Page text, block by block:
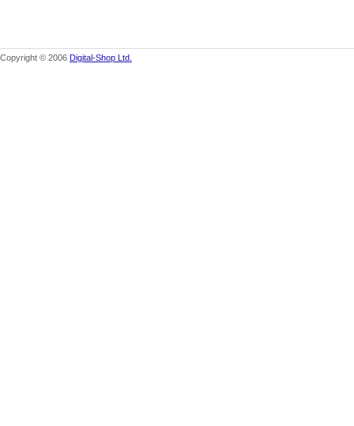
Copyright © 2006 Digital-Shop Ltd.